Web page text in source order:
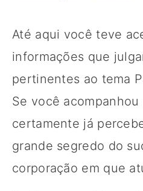
Até aqui você teve
informações que
pertinentes ao tema
Se você
certamente já
grande segredo do
corporação em que